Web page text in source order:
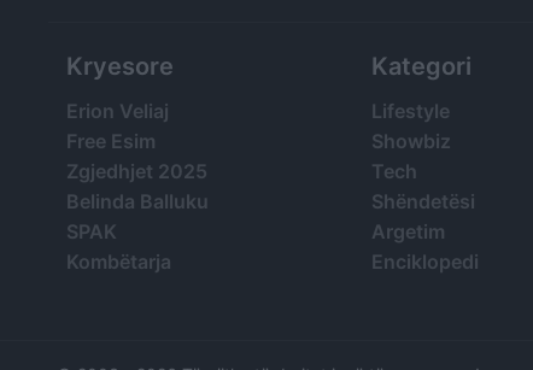
Kryesore
Erion Veliaj
Free Esim
Zgjedhjet 2025
Belinda Balluku
SPAK
Kombëtarja
Kategori
Lifestyle
Showbiz
Tech
Shëndetësi
Argetim
Enciklopedi